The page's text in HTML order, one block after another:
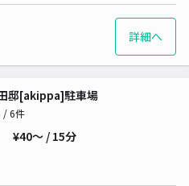
詳細へ
邸[akippa]駐車場
/ 6件
¥40〜 / 15分